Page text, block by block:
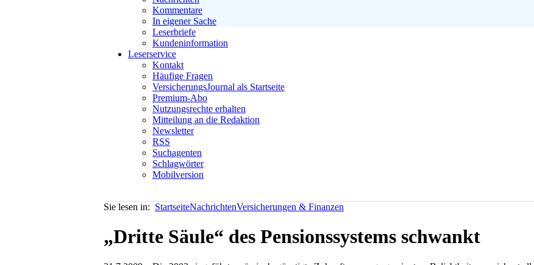
Kommentare
In eigener Sache
Leserbriefe
Kundeninformation
Leserservice
Kontakt
Häufige Fragen
VersicherungsJournal als Startseite
Premium-Abo
Nutzungsrechte erhalten
Mitteilung an die Redaktion
Newsletter
RSS
Suchagenten
Schlagwörter
Mobilversion
Sie lesen in: StartseiteNachrichtenVersicherungen & Finanzen
„Dritte Säule“ des Pensionssystems schwankt